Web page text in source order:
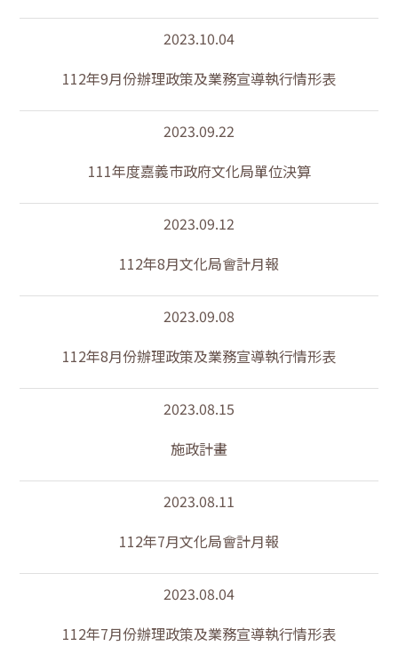
2023.10.04
112年9月份辦理政策及業務宣導執行情形表
2023.09.22
111年度嘉義市政府文化局單位決算
2023.09.12
112年8月文化局會計月報
2023.09.08
112年8月份辦理政策及業務宣導執行情形表
2023.08.15
施政計畫
2023.08.11
112年7月文化局會計月報
2023.08.04
112年7月份辦理政策及業務宣導執行情形表